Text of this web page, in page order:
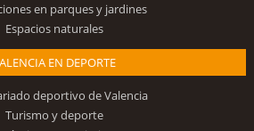
en parques y jardines
Espacios naturales
EN DEPORTE
deportivo de Valencia
Turismo y deporte